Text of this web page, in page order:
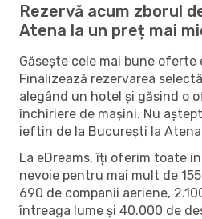
Rezervă acum zborul
Atena la un preț mai
Găsește cele mai bune oferte
Finalizează rezervarea
alegând un hotel și găsind o
închiriere de mașini. Nu
ieftin de la București la
La eDreams, îți oferim toate
nevoie pentru mai mult de
690 de companii aeriene,
întreaga lume și 40.000 de